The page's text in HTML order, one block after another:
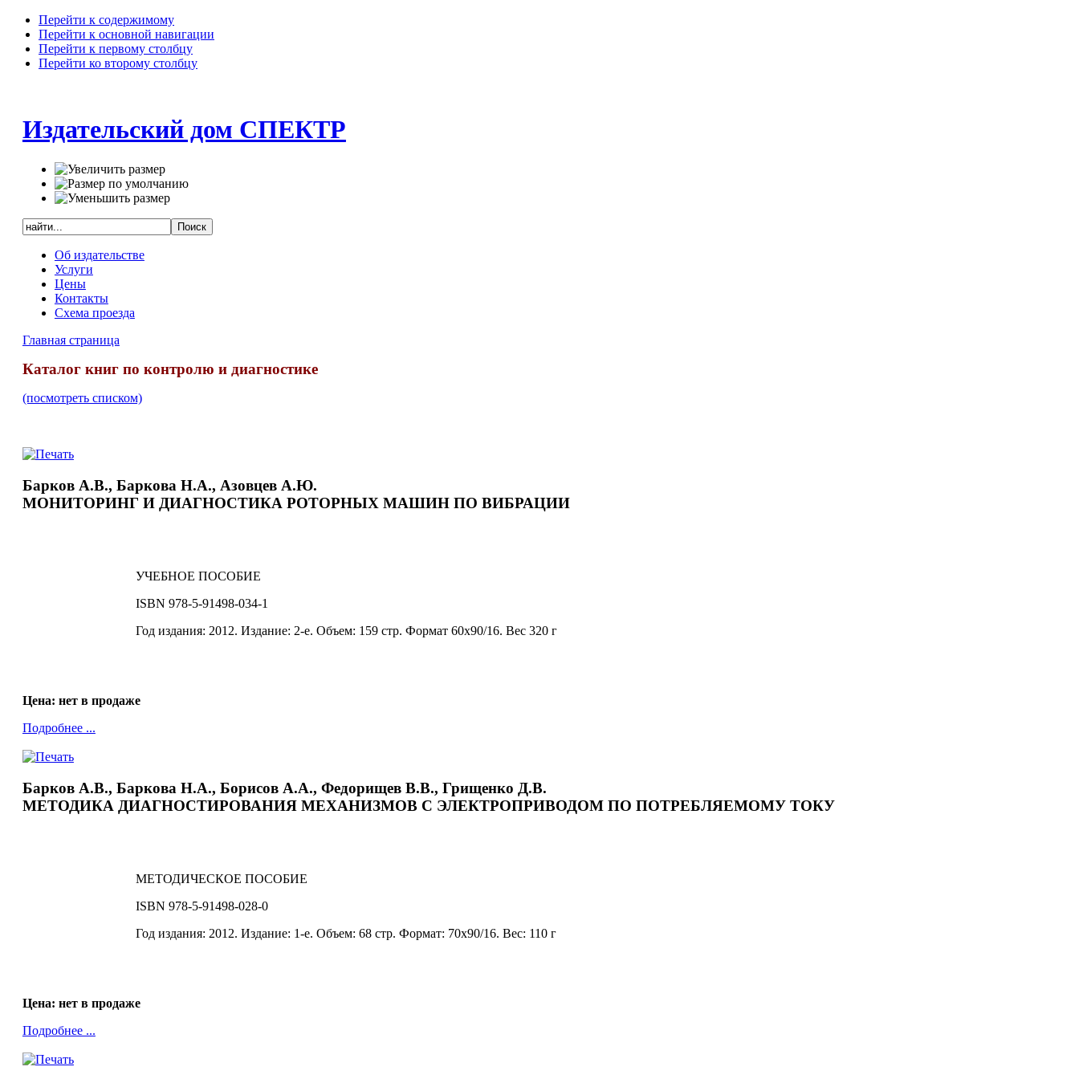
Перейти к содержимому
Перейти к основной навигации
Перейти к первому столбцу
Перейти ко второму столбцу
Издательский дом СПЕКТР
Об издательстве
Услуги
Цены
Контакты
Схема проезда
Главная страница
Каталог книг по контролю и диагностике
(посмотреть списком)
Барков А.В., Баркова Н.А., Азовцев А.Ю.
МОНИТОРИНГ И ДИАГНОСТИКА РОТОРНЫХ МАШИН ПО ВИБРАЦИИ
УЧЕБНОЕ ПОСОБИЕ
ISBN 978-5-91498-034-1
Год издания: 2012. Издание: 2-е. Объем: 159 стр. Формат 60х90/16. Вес 320 г
Цена: нет в продаже
Подробнее ...
Барков А.В., Баркова Н.А., Борисов А.А., Федорищев В.В., Грищенко Д.В.
МЕТОДИКА ДИАГНОСТИРОВАНИЯ МЕХАНИЗМОВ С ЭЛЕКТРОПРИВОДОМ ПО ПОТРЕБЛЯЕМОМУ ТОКУ
МЕТОДИЧЕСКОЕ ПОСОБИЕ
ISBN 978-5-91498-028-0
Год издания: 2012. Издание: 1-е. Объем: 68 стр. Формат: 70х90/16. Вес: 110 г
Цена: нет в продаже
Подробнее ...